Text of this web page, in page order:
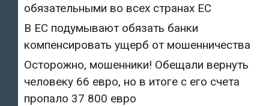
обязательными во всех странах ЕС
В ЕС подумывают обязать банки
компенсировать ущерб от мошенничества
Осторожно, мошенники! Обещали вернуть
человеку 66 евро, но в итоге с его счета
пропало 37 800 евро